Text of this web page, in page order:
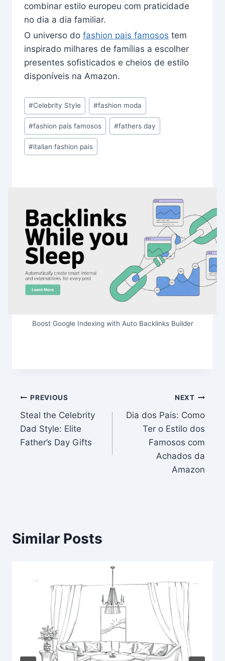
combinar estilo europeu com praticidade
no dia a dia familiar.
O universo do fashion pais famosos tem
inspirado milhares de famílias a escolher
presentes sofisticados e cheios de estilo
disponíveis na Amazon.
Post
Tags:
#Celebrity Style #fashion moda
#fashion pais famosos #fathers day
#italian fashion pais
Boost Google Indexing with Auto Backlinks Builder
Post
navigation
PREVIOUS
Steal the Celebrity
Dad Style: Elite
Father’s Day Gifts
NEXT
Dia dos Pais: Como
Ter o Estilo dos
Famosos com
Achados da
Amazon
Similar Posts